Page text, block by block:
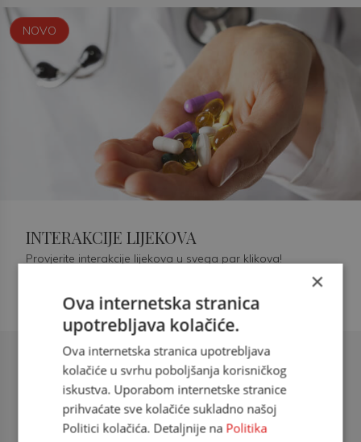
Šećerna bolest tip 2 = kardiovaskularna
doc. dr. sc. Višnja Kokić Maleš,
dr.med., specijalististica
NOVO
INTERAKCIJE LIJEKOVA
Provjerite interakcije lijekova u svega par klikova!
×
Ova internetska stranica
upotrebljava kolačiće.
Ova internetska stranica upotrebljava
kolačiće u svrhu poboljšanja korisničkog
iskustva. Uporabom internetske stranice
prihvaćate sve kolačiće sukladno našoj
Politici kolačića. Detaljnije na Politika